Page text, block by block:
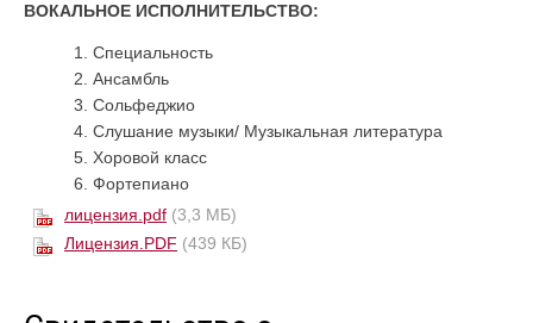
ВОКАЛЬНОЕ ИСПОЛНИТЕЛЬСТВО:
Специальность
Ансамбль
Сольфеджио
Слушание музыки/ Музыкальная литература
Хоровой класс
Фортепиано
лицензия.pdf (3,3 МБ)
Лицензия.PDF (439 КБ)